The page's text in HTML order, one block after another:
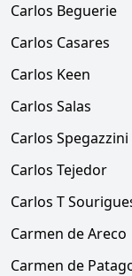
Carlos Beguerie
Carlos Casares
Carlos Keen
Carlos Salas
Carlos Spegazzini
Carlos Tejedor
Carlos T
Carmen de Areco
Carmen de